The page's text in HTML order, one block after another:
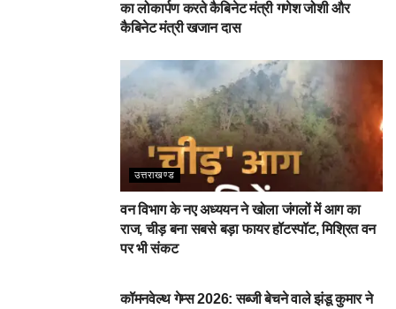
का लोकार्पण करते कैबिनेट मंत्री गणेश जोशी और
कैबिनेट मंत्री खजान दास
उत्तराखण्ड
वन विभाग के नए अध्ययन ने खोला जंगलों में आग का
राज, चीड़ बना सबसे बड़ा फायर हॉटस्पॉट, मिश्रित वन
पर भी संकट
कॉमनवेल्थ गेम्स 2026: सब्जी बेचने वाले झंडू कुमार ने